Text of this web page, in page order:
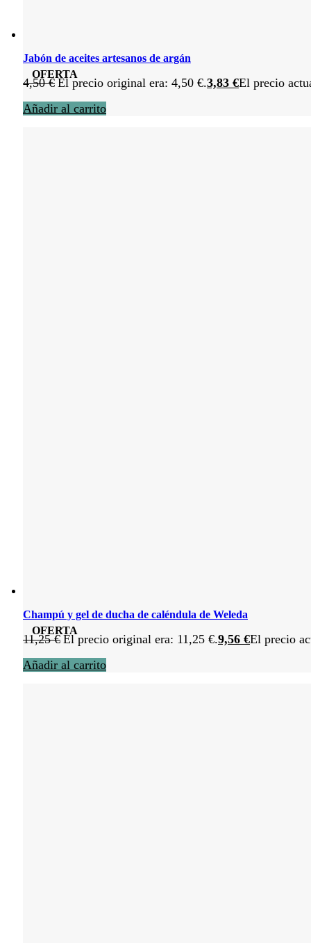
OFERTA
Jabón de aceites artesanos de argán
4,50€ El precio original era: 4,50 €.3,83 €El precio
Añadir al carrito
OFERTA
Champú y gel de ducha de caléndula de Weleda
11,25€ El precio original era: 11,25 €.9,56 €El precio
Añadir al carrito